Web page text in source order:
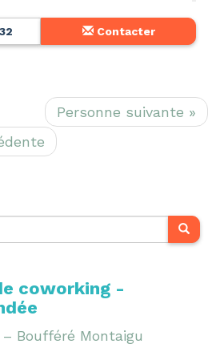
Contacter
Personne suivante »
coworking -
– Boufféré Montaigu